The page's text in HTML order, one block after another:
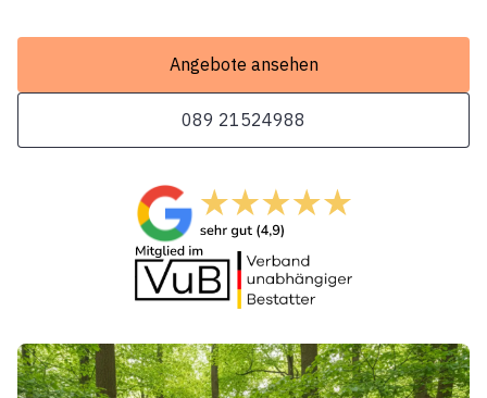
Angebote ansehen
089 21524988